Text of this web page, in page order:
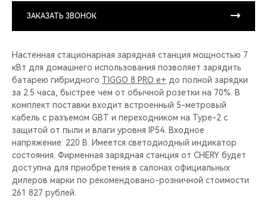
ЗАКАЗАТЬ ЗВОНОК
Настенная стационарная зарядная станция мощностью 7
кВт для домашнего использования позволяет зарядить
батарею гибридного TIGGO 8 PRO e+ до полной зарядки
за 2.5 часа, быстрее чем от обычной розетки на 70%. В
комплект поставки входит встроенный 5-метровый
кабель с разъемом GBT и переходником на Type-2 c
защитой от пыли и влаги уровня IP54. Входное
напряжение: 220 В. Имеется светодиодный индикатор
состояния. Фирменная зарядная станция от CHERY будет
доступна для приобретения в салонах официальных
дилеров марки по рекомендовано-розничной стоимости
261 827 рублей.